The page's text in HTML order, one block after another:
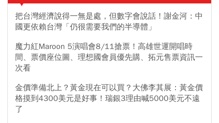
把台灣經濟說得一無是處，但數字會說話！謝金河：中
國更依賴台灣「仍很需要我們的半導體」
魔力紅Maroon 5演唱會8/11搶票！高雄世運開唱時
間、票價座位圖、理想國會員優先購、拓元售票資訊一
次看
金價準備北上？黃金現在可以買？大佛李其展：黃金價
格摸到4300美元是好事！瑞銀3理由喊5000美元不遠
了